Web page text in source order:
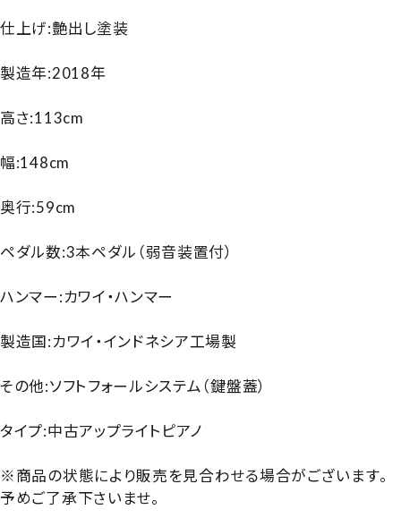
仕上げ:艶出し塗装
製造年:2018年
高さ:113cm
幅:148cm
奥行:59cm
ペダル数:3本ペダル（弱音装置付）
ハンマー:カワイ・ハンマー
製造国:カワイ・インドネシア工場製
その他:ソフトフォールシステム（鍵盤蓋）
タイプ:中古アップライトピアノ
※商品の状態により販売を見合わせる場合がございます。
予めご了承下さいませ。